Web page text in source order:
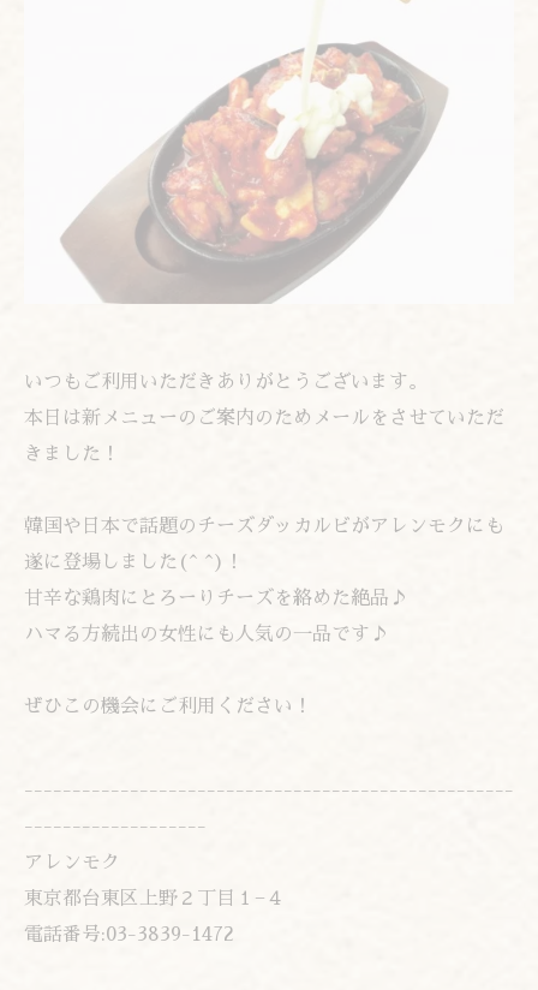
いつもご利用いただきありがとうございます。
本日は新メニューのご案内のためメールをさせていただ
きました！
韓国や日本で話題のチーズダッカルビがアレンモクにも
遂に登場しました(^ ^)！
甘辛な鶏肉にとろーりチーズを絡めた絶品♪
ハマる方続出の女性にも人気の一品です♪
ぜひこの機会にご利用ください！
---------------------------------------------------
-------------------
アレンモク
東京都台東区上野２丁目１−４
電話番号:03-3839-1472